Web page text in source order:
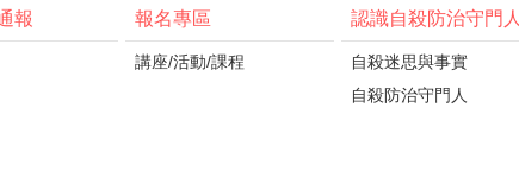
報 報名專區
講座/活動/課程
認識自殺防治守門人
自殺迷思與事實
自殺防治守門人